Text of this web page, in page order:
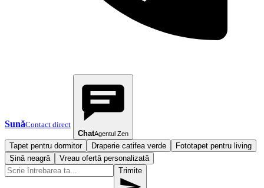
SunăContact direct
ChatAgentul Zen
Tapet pentru dormitor Draperie catifea verde
Fototapet pentru living
Șină neagră
Vreau ofertă personalizată
Trimite